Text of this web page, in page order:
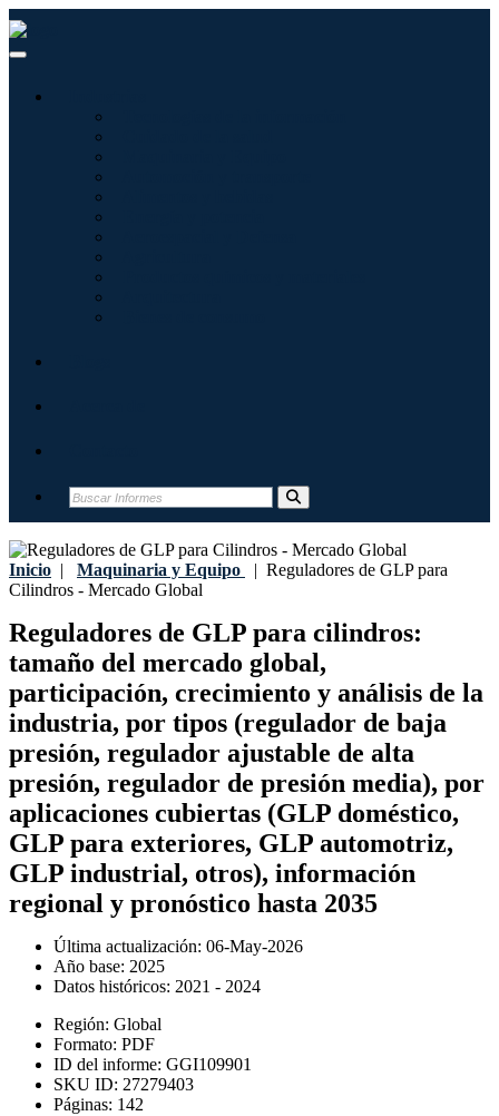
Inicio | Maquinaria y Equipo | Reguladores de GLP para
Cilindros - Mercado Global
Reguladores de GLP para cilindros:
tamaño del mercado global,
participación, crecimiento y análisis de la
industria, por tipos (regulador de baja
presión, regulador ajustable de alta
presión, regulador de presión media), por
aplicaciones cubiertas (GLP doméstico,
GLP para exteriores, GLP automotriz,
GLP industrial, otros), información
regional y pronóstico hasta 2035
Última actualización: 06-May-2026
Año base: 2025
Datos históricos: 2021 - 2024
Región: Global
Formato: PDF
ID del informe: GGI109901
SKU ID: 27279403
Páginas: 142